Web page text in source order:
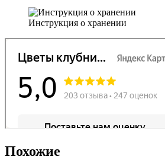
Инструкция о хранении
Похожие